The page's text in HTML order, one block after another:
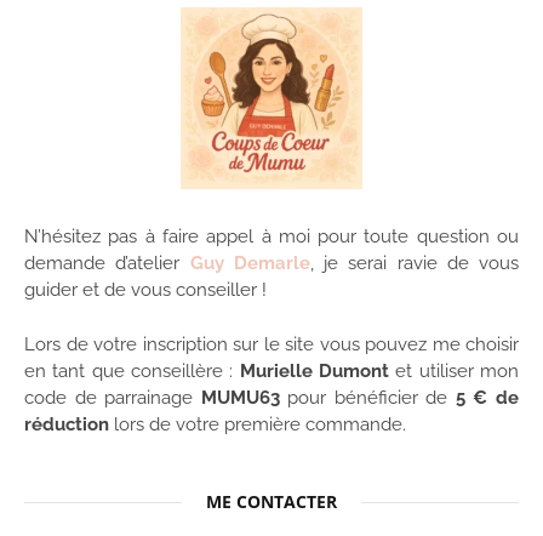
N’hésitez pas à faire appel à moi pour toute question ou
demande d’atelier Guy Demarle, je serai ravie de vous
guider et de vous conseiller !
Lors de votre inscription sur le site vous pouvez me choisir
en tant que conseillère : Murielle Dumont et utiliser mon
code de parrainage MUMU63pour bénéficier de 5 € de
réduction lors de votre première commande.
ME CONTACTER